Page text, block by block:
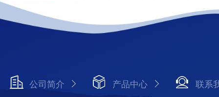
公司简介 产品中心 联系